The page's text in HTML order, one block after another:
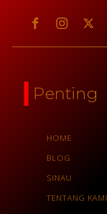
Penting
HOME
BLOG
SINAU
TENTANG KAMI